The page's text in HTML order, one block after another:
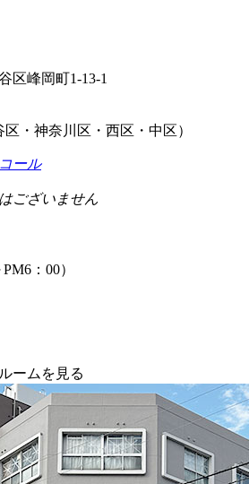
区峰岡町1-13-1
・神奈川区・西区・中区）
ール
ございません
：00）
ームを見る